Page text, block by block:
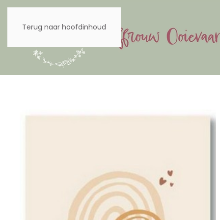
Terug naar hoofdinhoud